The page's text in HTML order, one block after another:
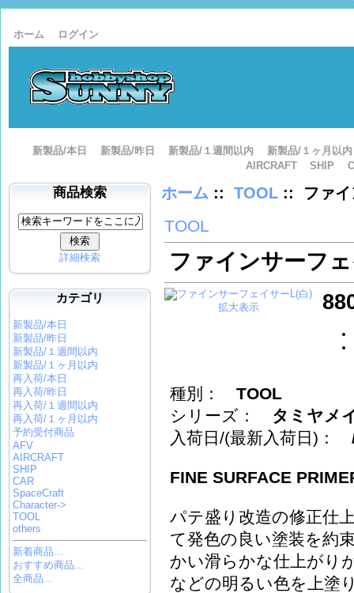
ホーム ログイン
新製品/本日 新製品/昨日 新製品/１週間以内
新製品/１ヶ月以内
AIRCRAFT
SHIP
商品検索
詳細検索
カテゴリ
新製品/本日
新製品/昨日
新製品/１週間以内
新製品/１ヶ月以内
再入荷/本日
再入荷/昨日
再入荷/１週間以内
再入荷/１ヶ月以内
予約受付商品
AFV
AIRCRAFT
SHIP
CAR
SpaceCraft
Character->
TOOL
others
新着商品...
おすすめ商品...
全商品...
ホーム ::TOOL :: ファイ
TOOL
ファインサーフ
拡大表示
種別： TOOL
シリーズ：
タミヤメ
入荷日/(最新入荷日)：
FINE SURFACE
パテ盛り改造の修正仕
て発色の良い塗装を約
かい滑らかな仕上がり
などの明るい色を上塗